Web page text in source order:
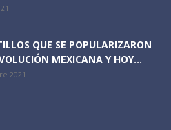
QUE SE POPULARIZARON
MEXICANA Y HOY...
2021